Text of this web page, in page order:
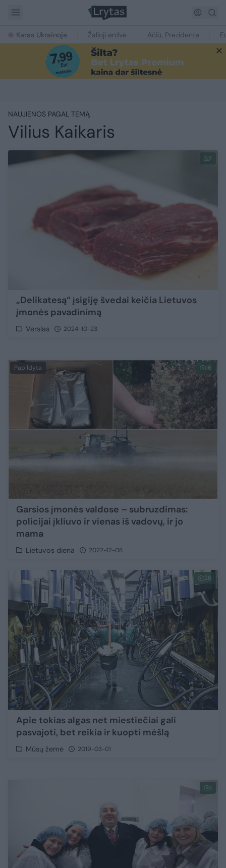
Karas Ukrainoje Žalioji erdvė Ačiū, Prezidente
NAUJIENOS PAGAL TEMĄ
Vilius Kaikaris
1
„Delikatesą“ įsigiję švedai keičia Lietuvos
įmonės pavadinimą
Verslas 2024-10-23
Papildyta 16
Garsios įmonės valdose – subruzdimas:
policijai įkliuvo ir vienas iš vadovų, ir jo
mama
Lietuvos diena 2022-12-08
26
Apie tokias algas net miestiečiai gali
pasvajoti, bet reikia ir kuopti mėšlą
Mūsų žemė 2019-03-01
1